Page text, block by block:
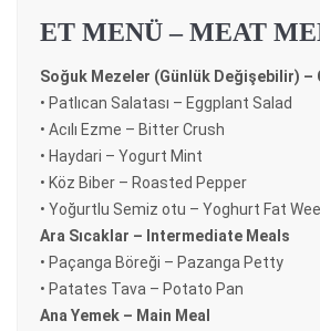
ET MENÜ – MEAT
Soğuk Mezeler (Günlük Değişebilir) –
• Patlıcan Salatası – Eggplant Salad
• Acılı Ezme – Bitter Crush
• Haydari – Yogurt Mint
• Köz Biber – Roasted Pepper
• Yoğurtlu Semiz otu – Yoghurt Fat
Ara Sıcaklar – Intermediate Meals
• Paçanga Böreği – Pazanga Petty
• Patates Tava – Potato Pan
Ana Yemek – Main Meal